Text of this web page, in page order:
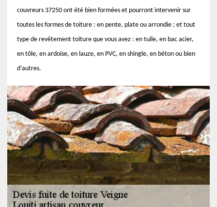
couvreurs 37250 ont été bien formées et pourront intervenir sur
toutes les formes de toiture : en pente, plate ou arrondie ; et tout
type de revêtement toiture que vous avez : en tuile, en bac acier,
en tôle, en ardoise, en lauze, en PVC, en shingle, en béton ou bien
d’autres.